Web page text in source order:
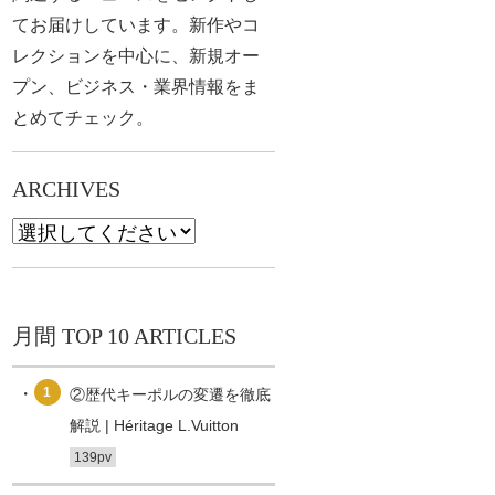
てお届けしています。新作やコ
レクションを中心に、新規オー
プン、ビジネス・業界情報をま
とめてチェック。
ARCHIVES
月間 TOP 10 ARTICLES
1
②歴代キーポルの変遷を徹底
解説 | Héritage L.Vuitton
139pv